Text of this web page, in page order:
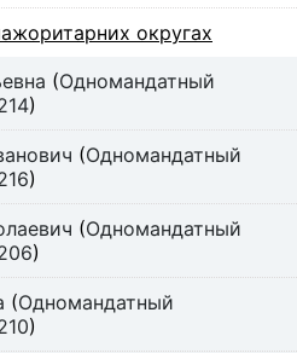
округах
(Одномандатный
)
(Одномандатный
)
(Одномандатный
)
(Одномандатный
)